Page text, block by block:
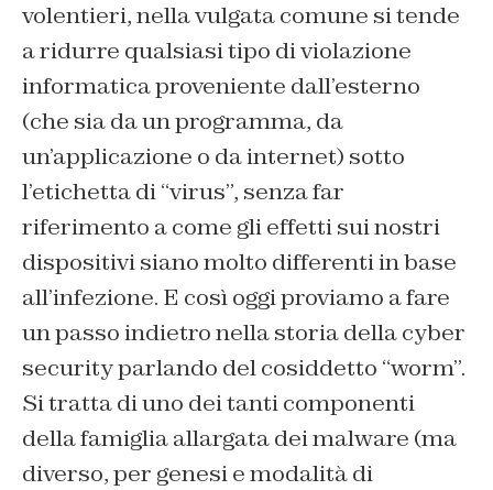
volentieri, nella vulgata comune si tende
a ridurre qualsiasi tipo di violazione
informatica proveniente dall’esterno
(che sia da un programma, da
un’applicazione o da internet) sotto
l’etichetta di “virus”, senza far
riferimento a come gli effetti sui nostri
dispositivi siano molto differenti in base
all’infezione. E così oggi proviamo a fare
un passo indietro nella storia della cyber
security parlando del cosiddetto “worm”.
Si tratta di uno dei tanti componenti
della famiglia allargata dei malware (ma
diverso, per genesi e modalità di